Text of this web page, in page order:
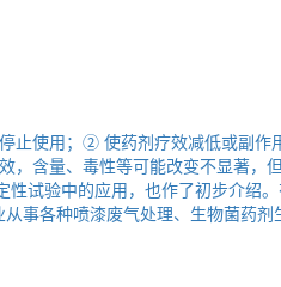
止使用；② 使药剂疗效减低或副
含量、毒性等可能改变不显著，
试验中的应用，也作了初步介绍
事各种喷漆废气处理、生物菌药